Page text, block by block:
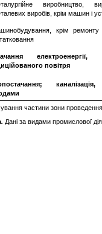
виробництво,
виробів, крім машин і
крім
повітря
частини зони
. Дані за видами промислової